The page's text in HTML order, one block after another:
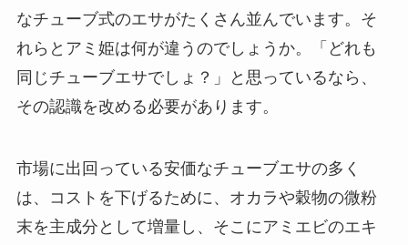
なチューブ式のエサがたくさん並んでいます。そ
れらとアミ姫は何が違うのでしょうか。「どれも
同じチューブエサでしょ？」と思っているなら、
その認識を改める必要があります。
市場に出回っている安価なチューブエサの多く
は、コストを下げるために、オカラや穀物の微粉
末を主成分として増量し、そこにアミエビのエキ